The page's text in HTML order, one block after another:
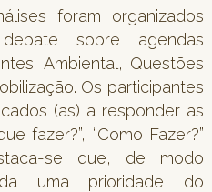
foram organizados
sobre agendas
Ambiental, Questões
Os participantes
(as) a responder as
fazer?”, “Como Fazer?”
se que, de modo
uma prioridade do